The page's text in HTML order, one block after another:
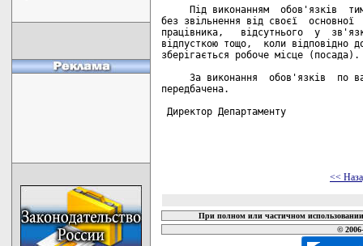
Під виконанням  обов'язків
без звільнення від своєї
працівника,   відсутнього  у
відпусткою тощо,  коли відповідно
зберігається робоче місце (посада).
За виконання  обов'язків  по
передбачена.
Директор Департаменту
<<
При полном или частичном
©